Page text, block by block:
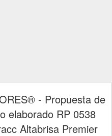
- Propuesta de
elaborado RP 0538
Altabrisa Premier